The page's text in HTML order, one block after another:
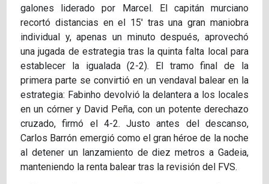
galones liderado por Marcel. El capitán murciano
recortó distancias en el 15' tras una gran maniobra
individual y, apenas un minuto después, aprovechó
una jugada de estrategia tras la quinta falta local para
establecer la igualada (2-2). El tramo final de la
primera parte se convirtió en un vendaval balear en la
estrategia: Fabinho devolvió la delantera a los locales
en un córner y David Peña, con un potente derechazo
cruzado, firmó el 4-2. Justo antes del descanso,
Carlos Barrón emergió como el gran héroe de la noche
al detener un lanzamiento de diez metros a Gadeia,
manteniendo la renta balear tras la revisión del FVS.